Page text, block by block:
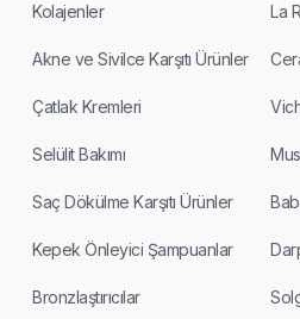
Kolajenler
Akne ve Sivilce Karşıtı Ürünler
Çatlak Kremleri
Selülit Bakımı
Saç Dökülme Karşıtı Ürünler
Kepek Önleyici Şampuanlar
Bronzlaştırıcılar
La